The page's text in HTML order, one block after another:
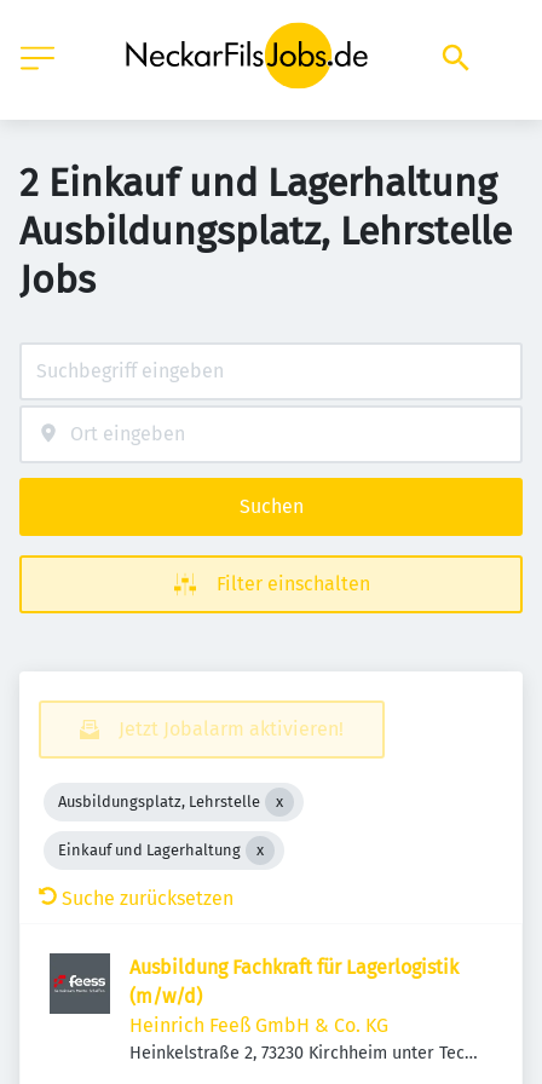
2 Einkauf und Lagerhaltung
Ausbildungsplatz, Lehrstelle
Jobs
Suchen
Filter einschalten
Jetzt Jobalarm aktivieren!
Ausbildungsplatz, Lehrstelle
Einkauf und Lagerhaltung
Suche zurücksetzen
Ausbildung Fachkraft für Lagerlogistik
(m/w/d)
Heinrich Feeß GmbH & Co. KG
Heinkelstraße 2, 73230 Kirchheim unter Teck,